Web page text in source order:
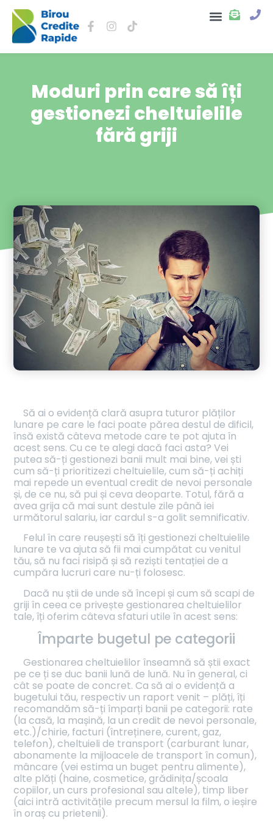
Moduri prin care să îți
gestionezi cheltuielile
fără griji
Să ai o evidență clară asupra tuturor plăților
lunare pe care le faci poate părea destul de dificil,
însă există câteva metode care te pot ajuta în
acest sens. Cu ce te alegi dacă faci asta? Vei
putea să-ți gestionezi banii mult mai bine, vei ști
cum să-ți prioritizezi cheltuielile, cum să-ți achiți
mai repede un eventual credit de nevoi personale
și, de ce nu, să pui și ceva deoparte. Totul, fără a
avea grija că mai sunt destule zile până iei
următorul salariu, iar cardul s-a golit semnificativ.
Felul în care reușești să îți gestionezi cheltuielile
lunare te va ajuta să fii mai cumpătat cu venitul
tău, să nu faci risipă și să reziști tentației de a
cumpăra lucruri care nu-ți folosesc.
Dacă nu știi de unde să începi și cum să scapi de
griji în ceea ce privește gestionarea cheltuielilor
tale, îți oferim câteva sfaturi utile în acest sens:
Împarte bugetul pe categorii
Gestionarea cheltuielilor înseamnă să știi exact
pe ce ți se duc banii lună de lună. Nu în general, ci
cât se poate de concret. Ca să ai o evidență a
bugetului tău, respectiv un raport venit – plăți, îți
recomandăm să-ți împarți banii pe categorii: rate
(la casă, la mașină, la un credit de nevoi personale,
etc.)/chirie, facturi (întreținere, curent, gaz,
telefon), cheltuieli de transport (carburant lunar,
abonamente la mijloacele de transport în comun),
mâncare (vei estima un buget pentru alimente),
alte plăți (haine, cosmetice, grădinița/școala
copiilor, un curs profesional sau altele), timp liber
(aici intră activitățile precum mersul la film, o ieșire
în oraș cu prietenii).